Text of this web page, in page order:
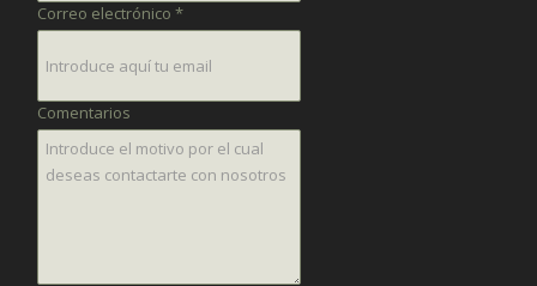
Correo electrónico *
Comentarios